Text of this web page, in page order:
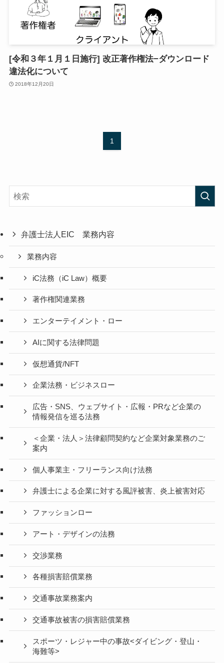
[令和３年１月１日施行] 改正著作権法−ダウンロード
違法化について
2018年12月20日
1
弁護士法人EIC 業務内容
業務内容
iC法務（iC Law）概要
著作権関連業務
エンターテイメント・ロー
AIに関する法律問題
仮想通貨/NFT
企業法務・ビジネスロー
広告・SNS、ウェブサイト・広報・PRなど企業の
情報発信を巡る法務
＜企業・法人＞法律顧問契約など企業対象業務のご
案内
個人事業主・フリーランス向け法務
弁護士による企業に対する風評被害、炎上被害対応
ファッションロー
アート・デザインの法務
交渉業務
各種損害賠償業務
交通事故業務案内
交通事故被害の損害賠償業務
スポーツ・レジャー中の事故<ダイビング・登山・
海難等>